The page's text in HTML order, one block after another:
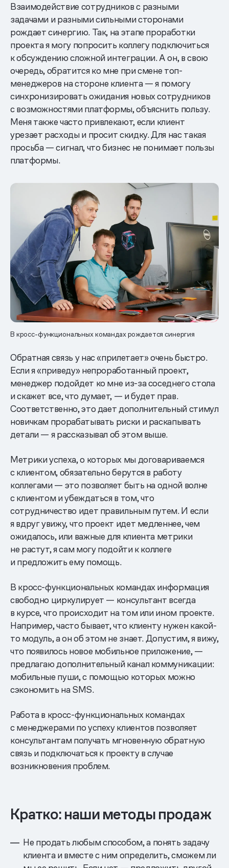
Взаимодействие сотрудников с разными
задачами и разными сильными сторонами
рождает синергию. Так, на этапе проработки
проекта я могу попросить коллегу подключиться
к обсуждению сложной интеграции. А он, в свою
очередь, обратится ко мне при смене топ-
менеджеров на стороне клиента — я помогу
синхронизировать ожидания новых сотрудников
с возможностями платформы, объяснить пользу.
Меня также часто привлекают, если клиент
урезает расходы и просит скидку. Для нас такая
просьба — сигнал, что бизнес не понимает пользы
платформы.
В кросс-функциональных командах рождается синергия
Обратная связь у нас «прилетает» очень быстро.
Если я «приведу» непроработанный проект,
менеджер подойдет ко мне из-за соседнего стола
и скажет все, что думает, — и будет прав.
Соответственно, это дает дополнительный стимул
новичкам прорабатывать риски и раскапывать
детали — я рассказывал об этом выше.
Метрики успеха, о которых мы договариваемся
с клиентом, обязательно берутся в работу
коллегами — это позволяет быть на одной волне
с клиентом и убеждаться в том, что
сотрудничество идет правильным путем. И если
я вдруг увижу, что проект идет медленнее, чем
ожидалось, или важные для клиента метрики
не растут, я сам могу подойти к коллеге
и предложить ему помощь.
В кросс-функциональных командах информация
свободно циркулирует — консультант всегда
в курсе, что происходит на том или ином проекте.
Например, часто бывает, что клиенту нужен какой-
то модуль, а он об этом не знает. Допустим, я вижу,
что появилось новое мобильное приложение, —
предлагаю дополнительный канал коммуникации:
мобильные пуши, с помощью которых можно
сэкономить на SMS.
Работа в кросс-функциональных командах
с менеджерами по успеху клиентов позволяет
консультантам получать мгновенную обратную
связь и подключаться к проекту в случае
возникновения проблем.
Кратко: наши методы продаж
Не продать любым способом, а понять задачу
клиента и вместе с ним определить, сможем ли